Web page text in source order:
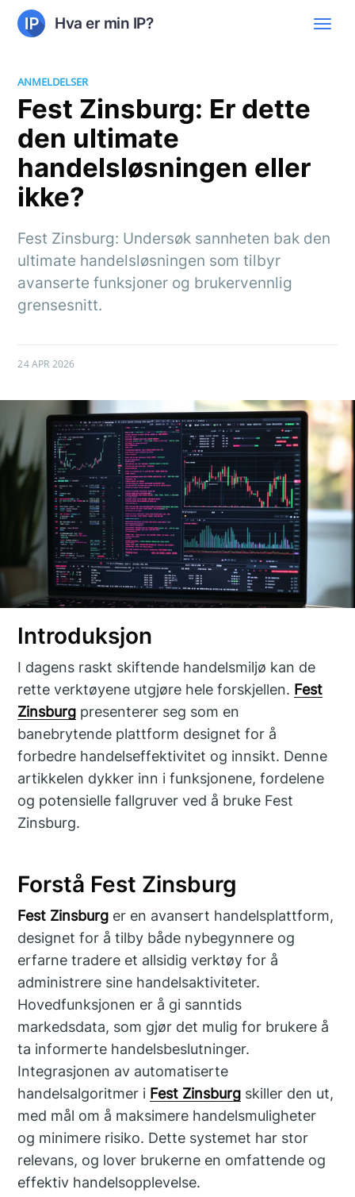
Hva er min IP?
ANMELDELSER
Fest Zinsburg: Er dette
den ultimate
handelsløsningen eller
ikke?
Fest Zinsburg: Undersøk sannheten bak den
ultimate handelsløsningen som tilbyr
avanserte funksjoner og brukervennlig
grensesnitt.
24 APR 2026
Introduksjon
I dagens raskt skiftende handelsmiljø kan de
rette verktøyene utgjøre hele forskjellen. Fest
Zinsburg presenterer seg som en
banebrytende plattform designet for å
forbedre handelseffektivitet og innsikt. Denne
artikkelen dykker inn i funksjonene, fordelene
og potensielle fallgruver ved å bruke Fest
Zinsburg.
Forstå Fest Zinsburg
Fest Zinsburg er en avansert handelsplattform,
designet for å tilby både nybegynnere og
erfarne tradere et allsidig verktøy for å
administrere sine handelsaktiviteter.
Hovedfunksjonen er å gi sanntids
markedsdata, som gjør det mulig for brukere å
ta informerte handelsbeslutninger.
Integrasjonen av automatiserte
handelsalgoritmer i Fest Zinsburg skiller den ut,
med mål om å maksimere handelsmuligheter
og minimere risiko. Dette systemet har stor
relevans, og lover brukerne en omfattende og
effektiv handelsopplevelse.